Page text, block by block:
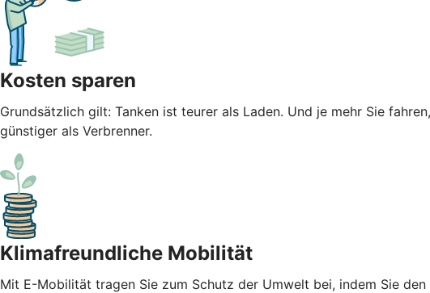
Kosten sparen
Grundsätzlich gilt: Tanken ist teurer als Laden. Und je mehr Sie
günstiger als Verbrenner.
Klimafreundliche Mobilität
Mit E-Mobilität tragen Sie zum Schutz der Umwelt bei, indem Sie